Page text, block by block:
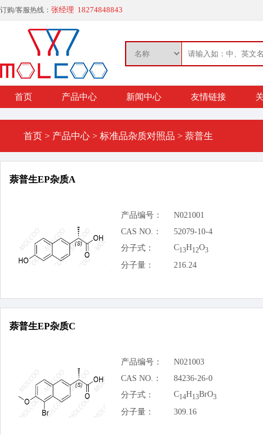
订购/客服热线： 张经理 18274848843
首页 产品中心 新闻中心 友情链接
首页 > 产品中心 > 标准品杂质对照品 > 萘普生
萘普生EP杂质A
产品编号：
N021001
CAS NO.：
52079-10-4
分子式：
C13H12O3
分子量： 216.24
萘普生EP杂质C
产品编号：
N021003
CAS NO.：
84236-26-0
分子式：
C14H13BrO3
分子量： 309.16